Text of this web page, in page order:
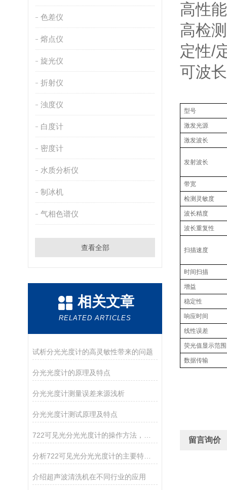
色差仪
熔点仪
旋光仪
折射仪
浊度仪
白度计
密度计
水质分析仪
制冰机
气相色谱仪
查看全部
相关文章
RELATED ARTICLES
试析分光光度计的高灵敏性带来的问题
分光光度计的原理及特点
分光光度计测量误差来源浅析
分光光度计测试原理及特点
分析722可见光分光光度计的主要特点和维护
介绍超声波清洗机在不同行业的应用
高性
高检
定性/
可波
型号
激发光源
激发波长
发射波长
带宽
检测灵敏度
波长精度
波长重复性
扫描速度
时间扫描
增益
稳定性
响应时间
线性误差
荧光值显示范围
数据传输
留言询价